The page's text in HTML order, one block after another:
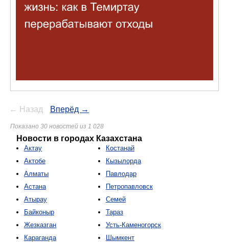
← Назад Вперёд →
Показано 30 новостей из 1 028
Новости в городах Казахстана
Актау
Актобе
Алматы
Астана
Атырау
Байконыр
Жезказган
Караганда
Костанай
Кызылорда
Павлодар
Петропавловск
Семей
Тараз
Усть-Каменогорск
Шымкент